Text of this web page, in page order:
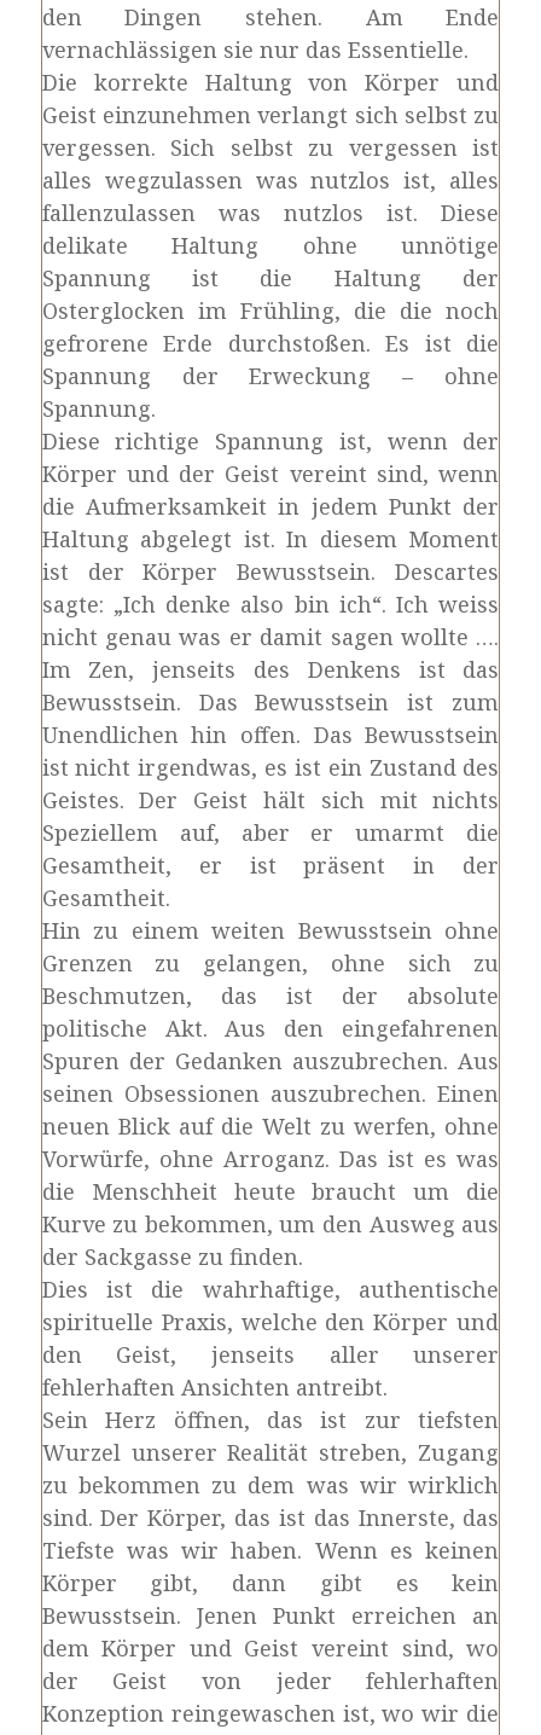
den Dingen stehen. Am Ende
vernachlässigen sie nur das Essentielle.
Die korrekte Haltung von Körper und
Geist einzunehmen verlangt sich selbst zu
vergessen. Sich selbst zu vergessen ist
alles wegzulassen was nutzlos ist, alles
fallenzulassen was nutzlos ist. Diese
delikate Haltung ohne unnötige
Spannung ist die Haltung der
Osterglocken im Frühling, die die noch
gefrorene Erde durchstoßen. Es ist die
Spannung der Erweckung – ohne
Spannung.
Diese richtige Spannung ist, wenn der
Körper und der Geist vereint sind, wenn
die Aufmerksamkeit in jedem Punkt der
Haltung abgelegt ist. In diesem Moment
ist der Körper Bewusstsein. Descartes
sagte: „Ich denke also bin ich“. Ich weiss
nicht genau was er damit sagen wollte ….
Im Zen, jenseits des Denkens ist das
Bewusstsein. Das Bewusstsein ist zum
Unendlichen hin offen. Das Bewusstsein
ist nicht irgendwas, es ist ein Zustand des
Geistes. Der Geist hält sich mit nichts
Speziellem auf, aber er umarmt die
Gesamtheit, er ist präsent in der
Gesamtheit.
Hin zu einem weiten Bewusstsein ohne
Grenzen zu gelangen, ohne sich zu
Beschmutzen, das ist der absolute
politische Akt. Aus den eingefahrenen
Spuren der Gedanken auszubrechen. Aus
seinen Obsessionen auszubrechen. Einen
neuen Blick auf die Welt zu werfen, ohne
Vorwürfe, ohne Arroganz. Das ist es was
die Menschheit heute braucht um die
Kurve zu bekommen, um den Ausweg aus
der Sackgasse zu finden.
Dies ist die wahrhaftige, authentische
spirituelle Praxis, welche den Körper und
den Geist, jenseits aller unserer
fehlerhaften Ansichten antreibt.
Sein Herz öffnen, das ist zur tiefsten
Wurzel unserer Realität streben, Zugang
zu bekommen zu dem was wir wirklich
sind. Der Körper, das ist das Innerste, das
Tiefste was wir haben. Wenn es keinen
Körper gibt, dann gibt es kein
Bewusstsein. Jenen Punkt erreichen an
dem Körper und Geist vereint sind, wo
der Geist von jeder fehlerhaften
Konzeption reingewaschen ist, wo wir die